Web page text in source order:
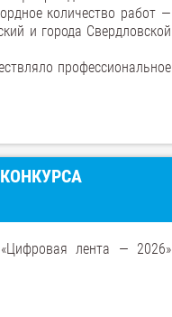
количество работ —
и города Свердловской
профессиональное
«Цифровая лента — 2026»